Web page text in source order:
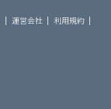
運営会社
利用規約